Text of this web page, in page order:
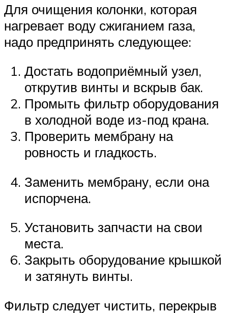
Для очищения колонки, которая
нагревает воду сжиганием газа,
надо предпринять следующее:
Достать водоприёмный узел,
открутив винты и вскрыв бак.
Промыть фильтр оборудования
в холодной воде из-под крана.
Проверить мембрану на
ровность и гладкость.
Заменить мембрану, если она
испорчена.
Установить запчасти на свои
места.
Закрыть оборудование крышкой
и затянуть винты.
Фильтр следует чистить, перекрыв